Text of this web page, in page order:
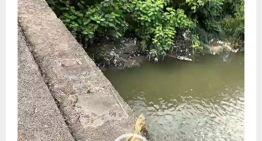
a
d
o
r
d
e
v
í
d
e